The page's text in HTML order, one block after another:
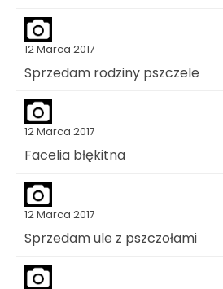
12 Marca 2017
Sprzedam rodziny pszczele
12 Marca 2017
Facelia błękitna
12 Marca 2017
Sprzedam ule z pszczołami